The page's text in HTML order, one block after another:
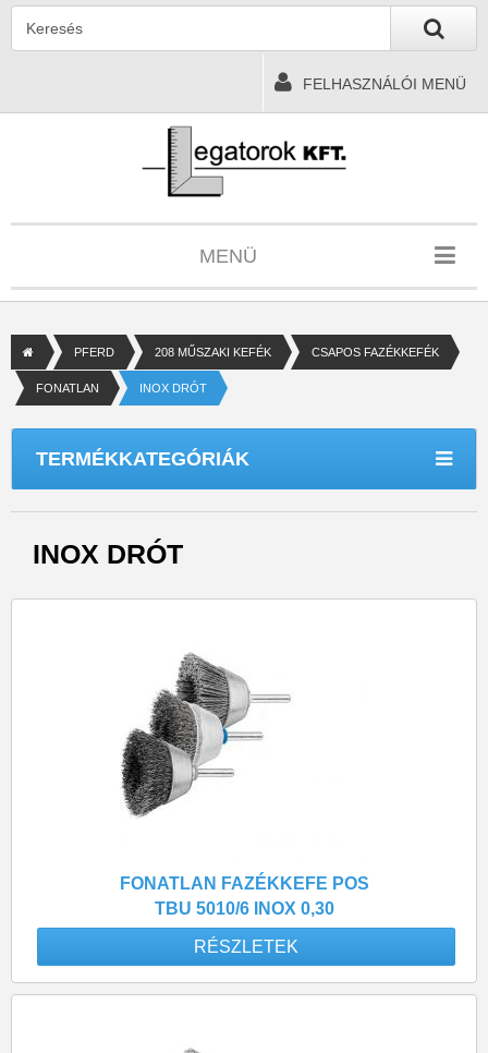
FELHASZNÁLÓI MENÜ
MENÜ
PFERD 208 MŰSZAKI KEFÉK CSAPOS FAZÉKKEFÉK
FONATLAN INOX DRÓT
TERMÉKKATEGÓRIÁK
INOX DRÓT
FONATLAN FAZÉKKEFE POS
TBU 5010/6 INOX 0,30
RÉSZLETEK